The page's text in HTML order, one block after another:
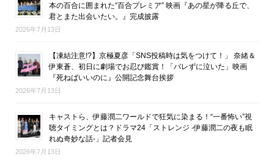
本の百合に囲まれた“百合プレミア” 映画『あの星が降る丘で、
君とまた出会いたい。』完成披露
2026年7月13日
【凍結注意!?】京極夏彦「SNS投稿時は気をつけて！」 奈緒＆
伊東蒼、初日に劇場でお忍び鑑賞！「バレずに泣いた」映画
『死ねばいいのに』公開記念舞台挨拶
2026年7月13日
キャストら、伊藤潤二ワールドで狂気に染まる！“一番怖い”視
聴タイミングとは？ドラマ24「ストレンジ -伊藤潤二の夜も眠
れぬ奇妙な話-」記者会見
2026年7月13日